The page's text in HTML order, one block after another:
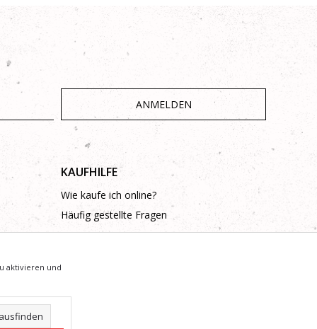
ANMELDEN
KAUFHILFE
Wie kaufe ich online?
Häufig gestellte Fragen
dass alle Informationen vollständig und fehlerfrei sind.
aktivieren und